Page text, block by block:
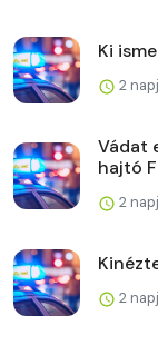
Ki
2
Vádat
hajtó
2
2